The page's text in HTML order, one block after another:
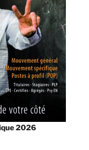
2026